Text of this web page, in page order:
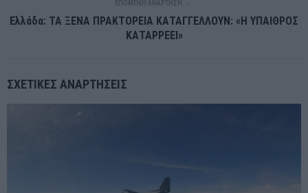
ΕΠΌΜΕΝΗ ΑΝΆΡΤΗΣΗ
Ελλάδα: ΤΑ ΞΕΝΑ ΠΡΑΚΤΟΡΕΙΑ ΚΑΤΑΓΓΕΛΛΟΥΝ: «Η ΥΠΑΙΘΡΟΣ
ΚΑΤΑΡΡΕΕΙ»
ΣΧΕΤΙΚΈΣ ΑΝΑΡΤΉΣΕΙΣ